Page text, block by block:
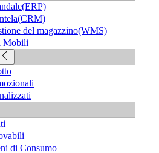
del magazzino(WMS)
Mobili
di Consumo